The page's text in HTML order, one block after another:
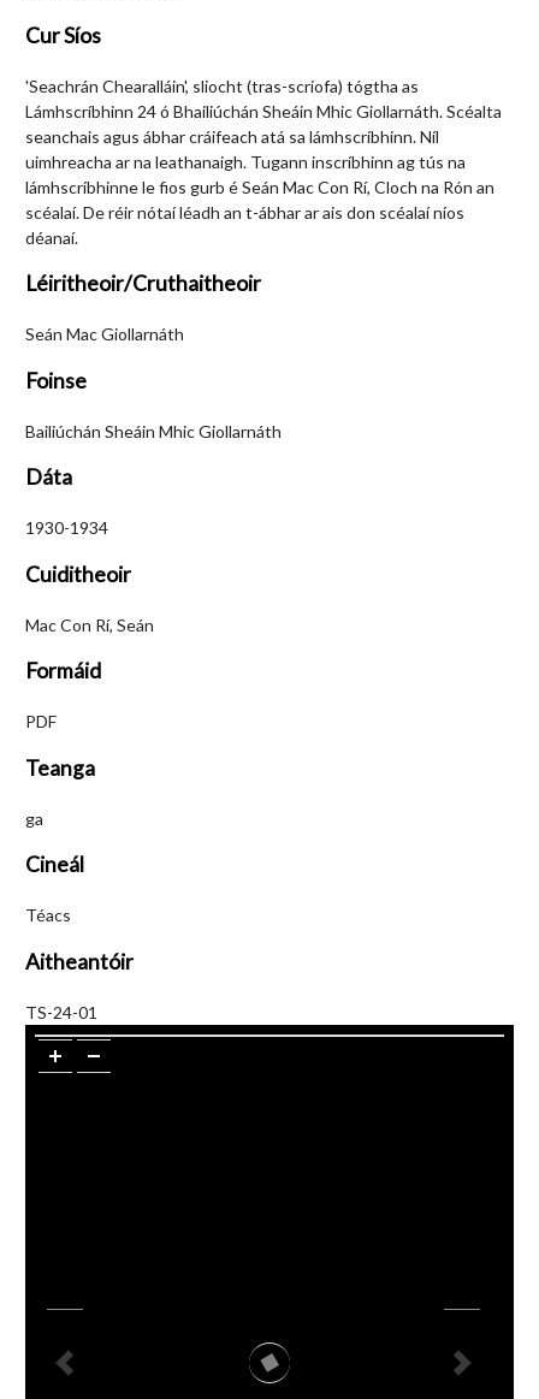
Cur Síos
'Seachrán Chearalláin', sliocht (tras-scríofa) tógtha as
Lámhscríbhinn 24 ó Bhailiúchán Sheáin Mhic Giollarnáth. Scéalta
seanchais agus ábhar cráifeach atá sa lámhscríbhinn. Níl
uimhreacha ar na leathanaigh. Tugann inscríbhinn ag tús na
lámhscríbhinne le fios gurb é Seán Mac Con Rí, Cloch na Rón an
scéalaí. De réir nótaí léadh an t-ábhar ar ais don scéalaí níos
déanaí.
Léiritheoir/Cruthaitheoir
Seán Mac Giollarnáth
Foinse
Bailiúchán Sheáin Mhic Giollarnáth
Dáta
1930-1934
Cuiditheoir
Mac Con Rí, Seán
Formáid
PDF
Teanga
ga
Cineál
Téacs
Aitheantóir
TS-24-01